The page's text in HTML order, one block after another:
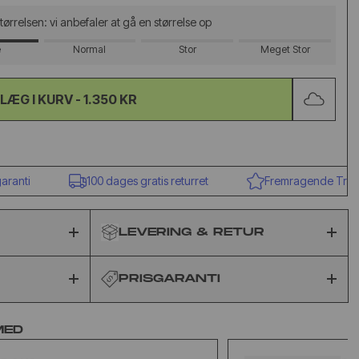
vi anbefaler at gå en størrelse op
Normal Stor Meget Stor
LÆG I KURV - 1.350 KR
100 dages gratis returret Fremragende
LEVERING & RETUR
PRISGARANTI